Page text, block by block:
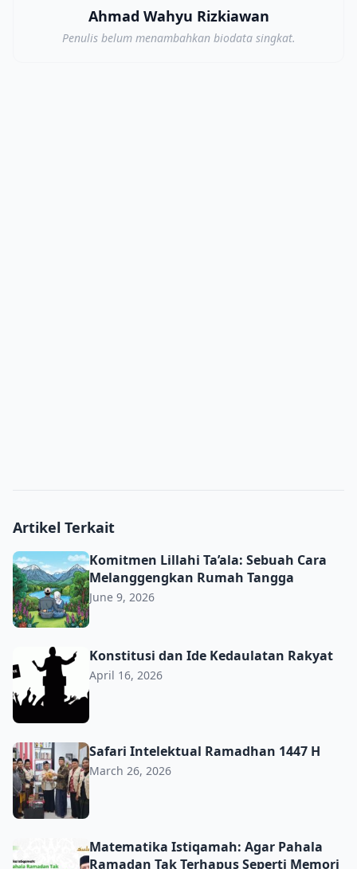
Ahmad Wahyu Rizkiawan
Penulis belum menambahkan biodata singkat.
Artikel Terkait
Komitmen Lillahi Ta’ala: Sebuah Cara Melanggengkan
Komitmen Lillahi Ta’ala: Sebuah Cara
Melanggengkan Rumah Tangga
June 9, 2026
Konstitusi dan Ide Kedaulatan Rakyat
Konstitusi dan Ide Kedaulatan Rakyat
April 16, 2026
Safari Intelektual Ramadhan 1447 H
Safari Intelektual Ramadhan 1447 H
March 26, 2026
Matematika Istiqamah: Agar Pahala Ramadan Tak
Matematika Istiqamah: Agar Pahala
Ramadan Tak Terhapus Seperti Memori